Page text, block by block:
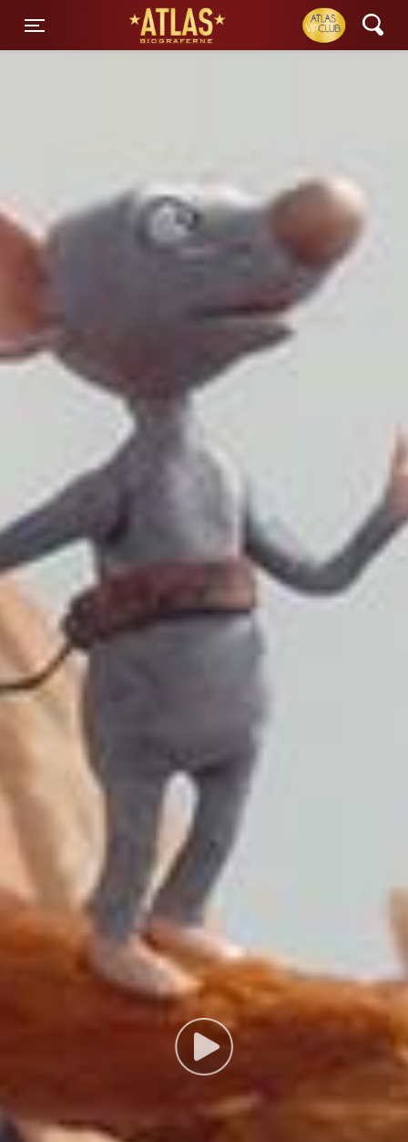
Toggle navigation
ATLAS Biograferne